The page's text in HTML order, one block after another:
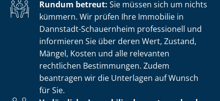
Rundum betreut: Sie müssen sich um nichts
kümmern. Wir prüfen Ihre Immobilie in
Dannstadt-Schauernheim professionell und
informieren Sie über deren Wert, Zustand,
Mängel, Kosten und alle relevanten
rechtlichen Bestimmungen. Zudem
beantragen wir die Unterlagen auf Wunsch
für Sie.